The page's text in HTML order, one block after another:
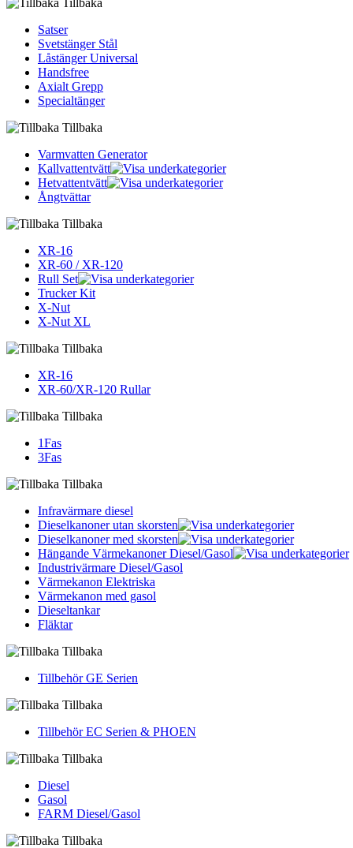
Satser
Svetstänger Stål
Låstänger Universal
Handsfree
Axialt Grepp
Specialtänger
Tillbaka
Varmvatten Generator
Kallvattentvätt
Hetvattentvätt
Ångtvättar
Tillbaka
XR-16
XR-60 / XR-120
Rull Set
Trucker Kit
X-Nut
X-Nut XL
Tillbaka
XR-16
XR-60/XR-120 Rullar
Tillbaka
1Fas
3Fas
Tillbaka
Infravärmare diesel
Dieselkanoner utan skorsten
Dieselkanoner med skorsten
Hängande Värmekanoner Diesel/Gasol
Industrivärmare Diesel/Gasol
Värmekanon Elektriska
Värmekanon med gasol
Dieseltankar
Fläktar
Tillbaka
Tillbehör GE Serien
Tillbaka
Tillbehör EC Serien & PHOEN
Tillbaka
Diesel
Gasol
FARM Diesel/Gasol
Tillbaka